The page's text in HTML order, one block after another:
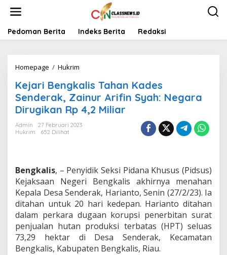
t
Pedoman Berita Indeks Berita Redaksi
Homepage / Hukrim
j
a
r
B
a
i
s
T
a
a
n
K
Kejari Bengkalis Tahan Kades
Senderak, Zainur Arifin Syah: Negara
Dirugikan Rp 4,2 Miliar
Admin
27 Februari 2023
Hukrim
652 Dilihat
Bengkalis, – Penyidik Seksi Pidana Khusus (Pidsus)
Kejaksaan Negeri Bengkalis akhirnya menahan
Kepala Desa Senderak, Harianto, Senin (27/2/23). Ia
ditahan untuk 20 hari kedepan. Harianto ditahan
dalam perkara dugaan korupsi penerbitan surat
penjualan hutan produksi terbatas (HPT) seluas
73,29 hektar di Desa Senderak, Kecamatan
Bengkalis, Kabupaten Bengkalis, Riau.